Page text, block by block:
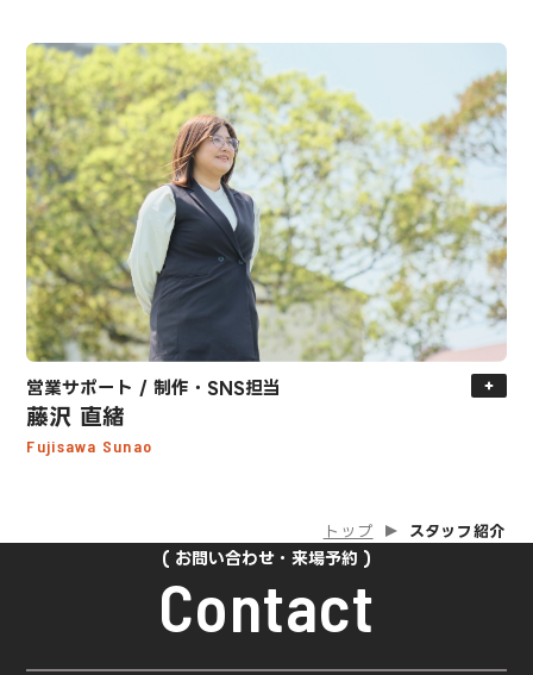
営業サポート / 制作・SNS担当
藤沢 直緒
Fujisawa Sunao
トップ スタッフ紹介
お問い合わせ・来場予約
Contact